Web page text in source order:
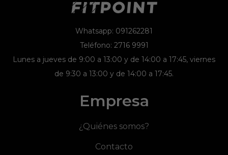
Whatsapp: 091262281
Teléfono: 2716 9991
Lunes a jueves de 9:00 a 13:00 y de 14:00 a 17:45, viernes
de 9:30 a 13:00 y de 14:00 a 17:45.
Empresa
¿Quiénes somos?
Contacto